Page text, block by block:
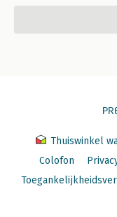
Thuiswinkel
Colofon